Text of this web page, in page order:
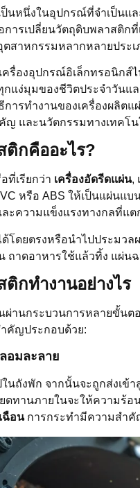
ป็นหนึ่งในอุปกรณ์ที่จำเป็นแ
รเปลี่ยนวัตถุดิบพลาสติกที่
สาหกรรมหลากหลายประเ
รื่องอุปกรณ์อิเล็กทรอนิกส์
กแง่มุมของชีวิตประจำวัน
การทำงานของเครื่องผลิ
ญ และนวัตกรรมทางเทคโ
ติกคืออะไร?
ที่เรียกว่า เครื่องอัดรีดแผ่น,
หรือ ABS ให้เป็นแผ่น
ะความแข็งแรงทางกลที่แ
โดยตรงหรือนำไปประมวล
น ถาดอาหารใช้แล้วทิ้ง แ
กทำงานอย่างไร
ผ่านกระบวนการหลายขั้น
คัญประกอบด้วย:
อมละลาย
ในถังพัก จากนั้นจะถูกส่งเ
ดทานภายในจะให้ความร้
ฉือนการกระทำมีความสำคั